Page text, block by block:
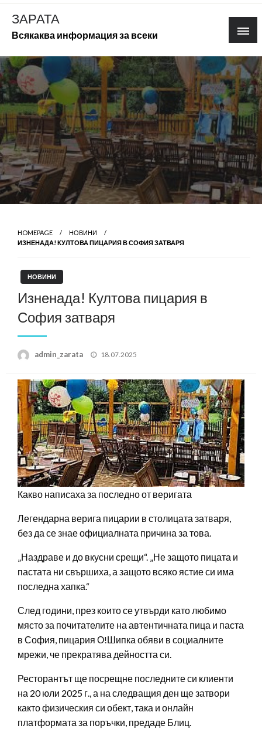
Skip
content
ЗАРАТА
Всякаква информация за всеки
HOMEPAGE
НОВИНИ
ИЗНЕНАДА! КУЛТОВА ПИЦАРИЯ В СОФИЯ ЗАТВАРЯ
НОВИНИ
Изненада! Култова пицария в
София затваря
admin_zarata
Posted
18.07.2025
Какво написаха за последно от веригата
Легендарна верига пицарии в столицата затваря,
без да се знае официалната причина за това.
„Наздраве и до вкусни срещи“. „Не защото пицата и
пастата ни свършиха, а защото всяко ястие си има
последна хапка.“
След години, през които се утвърди като любимо
място за почитателите на автентичната пица и паста
в София, пицария О!Шипка обяви в социалните
мрежи, че прекратява дейността си.
Ресторантът ще посрещне последните си клиенти
на 20 юли 2025 г., а на следващия ден ще затвори
както физическия си обект, така и онлайн
платформата за поръчки, предаде Блиц.